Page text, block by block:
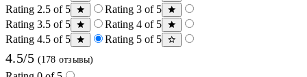
Rating 2.5 of 5
Rating 3 of 5
Rating 3.5 of 5
Rating 4 of 5
Rating 4.5 of 5
Rating 5 of 5
4.5/5 (178 отзывы)